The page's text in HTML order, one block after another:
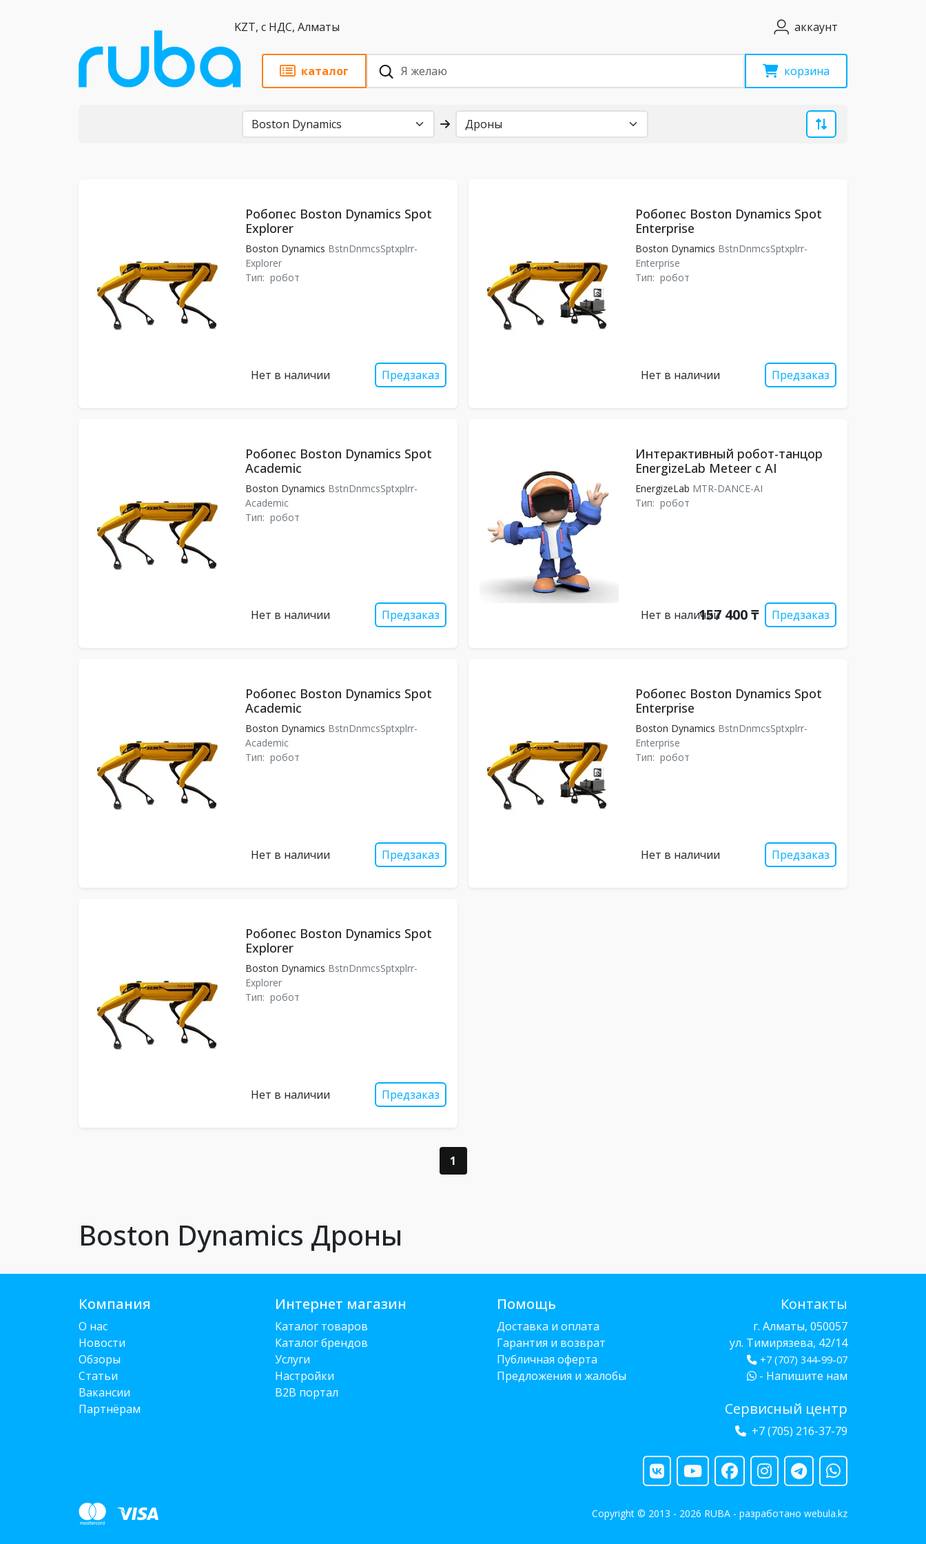
KZT, с НДС, Алматы аккаунт
каталог корзина
Робопес Boston Dynamics Spot
Explorer
Boston Dynamics BstnDnmcsSptxplrr-
Explorer
Тип: робот
Нет в наличии Предзаказ
Робопес Boston Dynamics Spot
Enterprise
Boston Dynamics BstnDnmcsSptxplrr-
Enterprise
Тип: робот
Нет в наличии Предзаказ
Робопес Boston Dynamics Spot
Academic
Boston Dynamics BstnDnmcsSptxplrr-
Academic
Тип: робот
Нет в наличии Предзаказ
Интерактивный робот-танцор
EnergizeLab Meteer с AI
EnergizeLab MTR-DANCE-AI
Тип: робот
Нет в наличии157 400 ₸ Предзаказ
Робопес Boston Dynamics Spot
Academic
Boston Dynamics BstnDnmcsSptxplrr-
Academic
Тип: робот
Нет в наличии Предзаказ
Робопес Boston Dynamics Spot
Enterprise
Boston Dynamics BstnDnmcsSptxplrr-
Enterprise
Тип: робот
Нет в наличии Предзаказ
Робопес Boston Dynamics Spot
Explorer
Boston Dynamics BstnDnmcsSptxplrr-
Explorer
Тип: робот
Нет в наличии Предзаказ
1
Boston Dynamics Дроны
Компания
О нас
Новости
Обзоры
Статьи
Вакансии
Партнёрам
Интернет магазин
Каталог товаров
Каталог брендов
Услуги
Настройки
B2B портал
Помощь
Доставка и оплата
Гарантия и возврат
Публичная оферта
Предложения и жалобы
Контакты
г. Алматы, 050057
ул. Тимирязева, 42/14
+7 (707) 344-99-07
- Напишите нам
Сервисный центр
+7 (705) 216-37-79
Copyright © 2013 - 2026 RUBA - разработано webula.kz